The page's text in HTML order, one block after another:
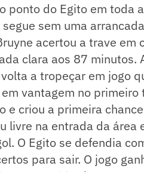
ponto do Egito em toda
sem uma
acertou a trave em
clara aos 87 minutos.
a tropeçar em jogo
vantagem no primeiro
e criou a primeira
livre na entrada da área
O Egito se defendia
para sair. O jogo